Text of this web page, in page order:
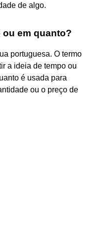
de algo.
ou em quanto?
portuguesa. O termo
a ideia de tempo ou
é usada para
ou o preço de